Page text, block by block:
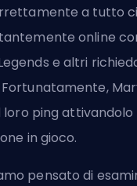
a tutto
online
e altri
loro ping attivandolo
in gioco.
pensato di